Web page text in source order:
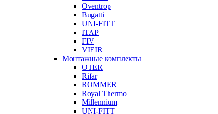
Oventrop
Bugatti
UNI-FITT
ITAP
FIV
VIEIR
Монтажные комплекты
OTER
Rifar
ROMMER
Royal Thermo
Millennium
UNI-FITT